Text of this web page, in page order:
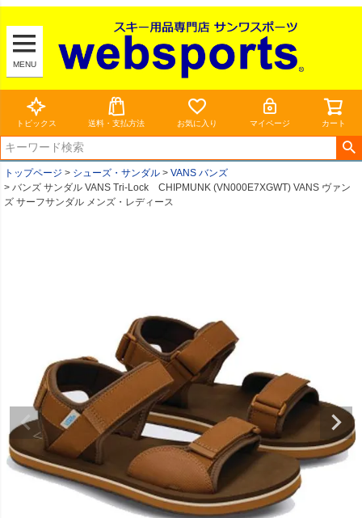
MENU
トピックス 送料・支払方法 お気に入り マイページ カート
トップページ シューズ・サンダル
VANS バンズ
バンズ サンダル VANS Tri-Lock CHIPMUNK (VN000E7XGWT) VANS ヴァン
ズ サーフサンダル メンズ・レディース